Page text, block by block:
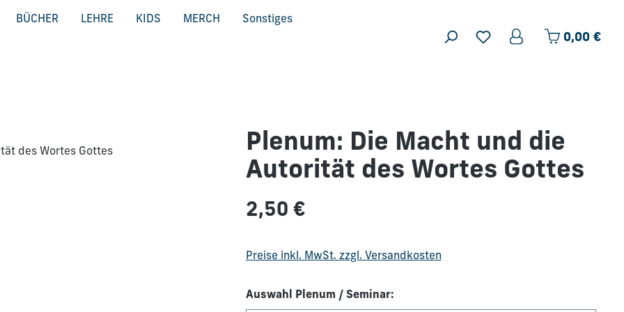
BÜCHER LEHRE KIDS MERCH Sonstiges
0,00 €
Plenum: Die Macht und die
Autorität des Wortes Gottes
Regulärer Preis:
2,50 €
Preise inkl. MwSt. zzgl. Versandkosten
Auswahl Plenum / Seminar: